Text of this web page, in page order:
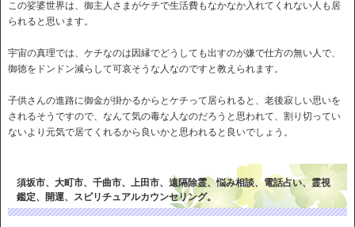
この娑婆世界は、御主人さまがケチで生活費もなかなか入れてくれない人も居
られると思います。
宇宙の真理では、ケチなのは因縁でどうしても出すのが嫌で仕方の無い人で、
御徳をドンドン減らして可哀そうな人なのですと教えられます。
子供さんの進路に御金が掛かるからとケチって居られると、老後寂しい思いを
されるそうですので、なんて気の毒な人なのだろうと思われて、割り切ってい
ないより元気で居てくれるから良いかと思われると良いでしょう。
須坂市、大町市、千曲市、上田市、遠隔除霊、悩み相談、電話占い、霊視
鑑定、開運、スピリチュアルカウンセリング。